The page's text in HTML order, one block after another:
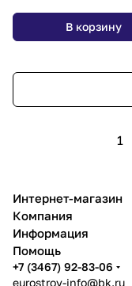
В корзину
1
Интернет-магазин
Компания
Информация
Помощь
+7 (3467) 92-83-06
eurostroy-info@bk.ru